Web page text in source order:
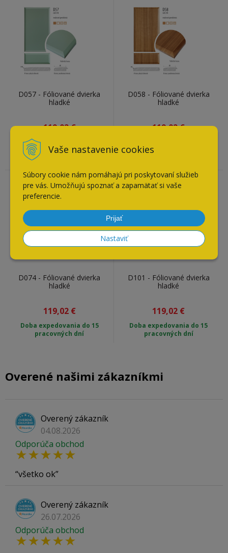
Vaše nastavenie cookies
Súbory cookie nám pomáhajú pri poskytovaní služieb
pre vás. Umožňujú spoznať a zapamätať si vaše
preferencie.
Prijať
Nastaviť
D057 - Fóliované dvierka
hladké
119,02€
Doba expedovania do 15
pracovných dní
D058 - Fóliované dvierka
hladké
119,02€
pracovných dní
D074 - Fóliované dvierka
hladké
119,02 €
Doba expedovania do 15
pracovných dní
D101 - Fóliované dvierka
hladké
119,02 €
Doba expedovania do 15
pracovných dní
Overené našimi zákazníkmi
Overený zákazník
04.08.2026
Odporúča obchod
všetko ok
Overený zákazník
26.07.2026
Odporúča obchod